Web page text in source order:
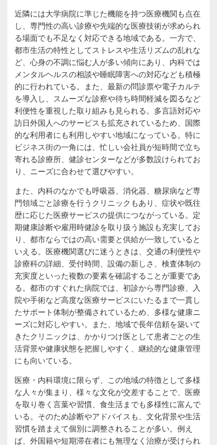
近隣には大学病院に準じた機能を持つ医療機関も点在
し、専門性の高い診療や先端的な医療技術が求められ
る場面でも不足なく対応できる地域である。一方で、
都市生活の特性としてストレスや生活リズムの乱れな
ど、心身の不調に悩む人が多い傾向にあり、内科では
メンタルヘルスの相談や睡眠障害への対応なども積極
的に行われている。また、最新の問診票や電子カルテ
を導入し、スムーズな診察や待ち時間軽減を図るなど
利便性を重視した取り組みも見られる。多言語対応や
訪日外国人へのサービスも拡充されているため、国際
的な利用者にも利用しやすい地域になっている。特に
ビジネス街の一角には、忙しい会社員が短時間で立ち
寄れる診療所、健診センターなどが多数設けられてお
り、ニーズに合わせて選びやすい。
また、内科のなかでも呼吸器、消化器、糖尿病など専
門領域ごと診療を行うクリニックもあり、症状や既往
歴に応じた医療サービスの提供につながっている。定
期健康診断や雇用時健診を取り扱う施設も充実してお
り、都市ならではの高い需要と供給が一致していると
いえる。医療機関選びに迷うときは、交通の利便性や
診療科の詳細、受付時間、設備の新しさ、検査体制の
充実度といった複数の要素を確認することが重要であ
る。都市のすぐれた病院では、初診から専門診療、入
院や手術など高度な医療サービスにいたるまで一貫し
たサポート体制が整備されているため、多様な健康ニ
ーズに対応しやすい。また、地域で長年信頼を築いて
きたクリニックは、かかりつけ医として患者ごとの生
活背景や健康状態を把握しやすく、継続的な健康管理
にも向いている。
医療・内科環境に限らず、この地域の特徴として多様
な人々が集まり、様々な文化が交差することで、医療
を取り巻く言葉や習慣、食生活までも多様性に富んで
いる。そのため診断やアドバイスも、文化背景や生活
習慣を踏まえて個別に調整されることが多い。例え
ば、外国籍や短期滞在者にも無理なく治療が受けられ